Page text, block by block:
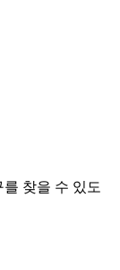
찾을 수 있도